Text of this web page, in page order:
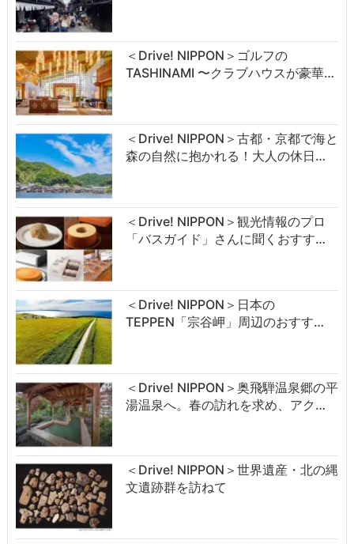
＜Drive! NIPPON＞ゴルフの
TASHINAMI 〜クラブハウスが豪華…
＜Drive! NIPPON＞古都・京都で海と
森の自然に抱かれる！大人の休日…
＜Drive! NIPPON＞観光情報のプロ
「バスガイド」さんに聞くおすす…
＜Drive! NIPPON＞日本の
TEPPEN「宗谷岬」周辺のおすす…
＜Drive! NIPPON＞奥飛騨温泉郷の平
湯温泉へ。春の訪れを求め、アク…
＜Drive! NIPPON＞世界遺産・北の縄
文遺跡群を訪ねて